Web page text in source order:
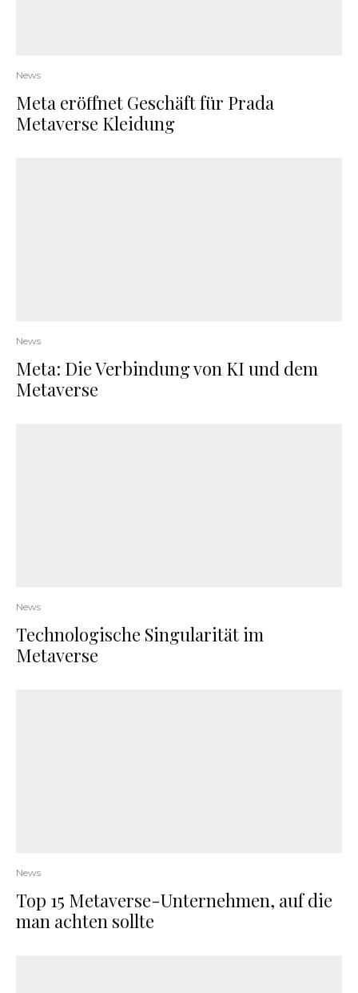
News
Meta eröffnet Geschäft für Prada
Metaverse Kleidung
News
Meta: Die Verbindung von KI und dem
Metaverse
News
Technologische Singularität im
Metaverse
News
Top 15 Metaverse-Unternehmen, auf die
man achten sollte